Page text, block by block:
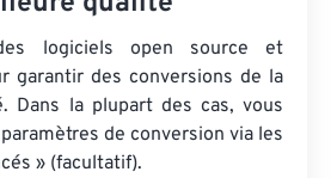
logiciels open source et
garantir des conversions de la
Dans la plupart des cas, vous
de conversion via les
» (facultatif).